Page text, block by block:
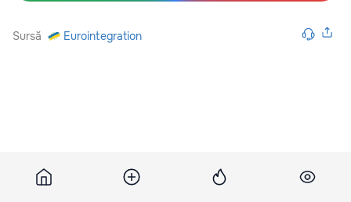
Sursă Eurointegration